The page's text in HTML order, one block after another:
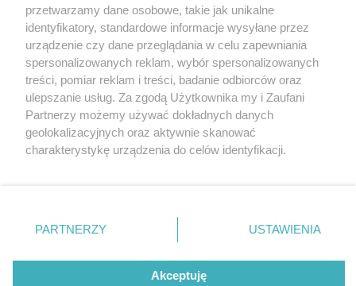
1 / 0
Nie zapomnij
zapoznać się z:
polityką prywatności
Twojemiasto
Piekary Śląskie
Chorzów
Tarnowskie Góry
Gliwice
Skontakuj sięz nami
Kontakt
Redakcja
Newsletter
przetwarzamy dane osobowe, takie jak unikalne
identyfikatory, standardowe informacje wysyłane przez
urządzenie czy dane przeglądania w celu zapewniania
spersonalizowanych reklam, wybór spersonalizowanych
treści, pomiar reklam i treści, badanie odbiorców oraz
ulepszanie usług. Za zgodą Użytkownika my i Zaufani
Partnerzy możemy używać dokładnych danych
geolokalizacyjnych oraz aktywnie skanować
charakterystykę urządzenia do celów identyfikacji.
zmienić/wycofać klikając przycisk ustawień prywatności
znajdujący się w lewym dolnym rogu strony
rodzaje przetwarzania danych nie wymagają zgody
użytkownika, ale masz prawo sprzeciwić się takiemu
PARTNERZY USTAWIENIA
Akceptuję